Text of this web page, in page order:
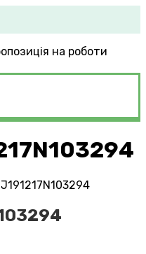
на роботи